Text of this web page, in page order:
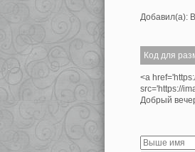
Добавил(а):
Код для
<a
src='https://
Добрый